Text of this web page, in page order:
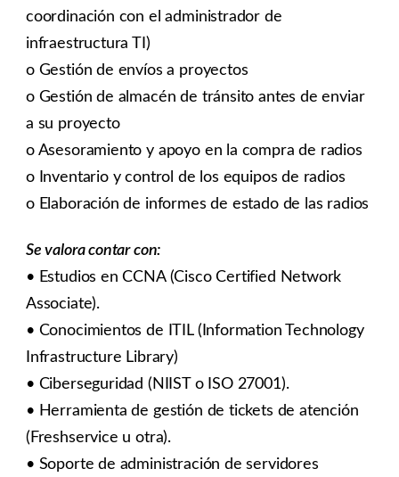
coordinación con el administrador de
infraestructura TI)
o Gestión de envíos a proyectos
o Gestión de almacén de tránsito antes de enviar
a su proyecto
o Asesoramiento y apoyo en la compra de radios
o Inventario y control de los equipos de radios
o Elaboración de informes de estado de las radios
Se valora contar con:
• Estudios en CCNA (Cisco Certified Network
Associate).
• Conocimientos de ITIL (Information Technology
Infrastructure Library)
• Ciberseguridad (NIIST o ISO 27001).
• Herramienta de gestión de tickets de atención
(Freshservice u otra).
• Soporte de administración de servidores